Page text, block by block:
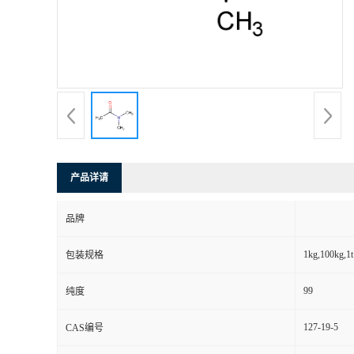
产品详请
品牌
包装规格 1kg,100kg,1t
纯度 99
CAS编号 127-19-5